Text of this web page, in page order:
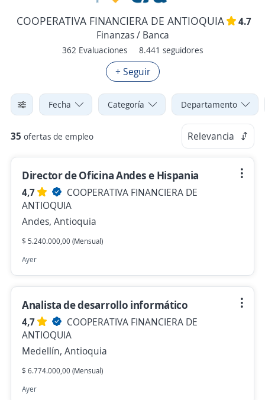
COOPERATIVA FINANCIERA DE ANTIOQUIA
4.7
Finanzas / Banca
362 Evaluaciones 8.441 seguidores
+ Seguir
Fecha Categoría Departamento
35 ofertas de empleo Relevancia
Director de Oficina Andes e Hispania
4,7
COOPERATIVA FINANCIERA DE
ANTIOQUIA
Andes, Antioquia
$ 5.240.000,00 (Mensual)
Ayer
Analista de desarrollo informático
4,7
COOPERATIVA FINANCIERA DE
ANTIOQUIA
Medellín, Antioquia
$ 6.774.000,00 (Mensual)
Ayer